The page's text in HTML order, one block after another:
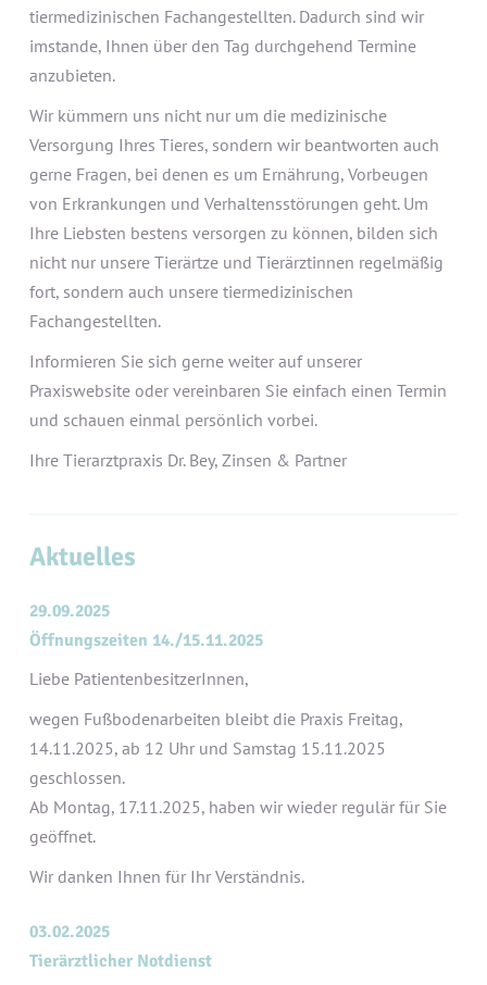
tiermedizinischen Fachangestellten. Dadurch sind wir
imstande, Ihnen über den Tag durchgehend Termine
anzubieten.
Wir kümmern uns nicht nur um die medizinische
Versorgung Ihres Tieres, sondern wir beantworten auch
gerne Fragen, bei denen es um Ernährung, Vorbeugen
von Erkrankungen und Verhaltensstörungen geht. Um
Ihre Liebsten bestens versorgen zu können, bilden sich
nicht nur unsere Tierärtze und Tierärztinnen regelmäßig
fort, sondern auch unsere tiermedizinischen
Fachangestellten.
Informieren Sie sich gerne weiter auf unserer
Praxiswebsite oder vereinbaren Sie einfach einen Termin
und schauen einmal persönlich vorbei.
Ihre Tierarztpraxis Dr. Bey, Zinsen & Partner
Aktuelles
29.09.2025
Öffnungszeiten 14./15.11.2025
Liebe PatientenbesitzerInnen,
wegen Fußbodenarbeiten bleibt die Praxis Freitag,
14.11.2025, ab 12 Uhr und Samstag 15.11.2025
geschlossen.
Ab Montag, 17.11.2025, haben wir wieder regulär für Sie
geöffnet.
Wir danken Ihnen für Ihr Verständnis.
03.02.2025
Tierärztlicher Notdienst